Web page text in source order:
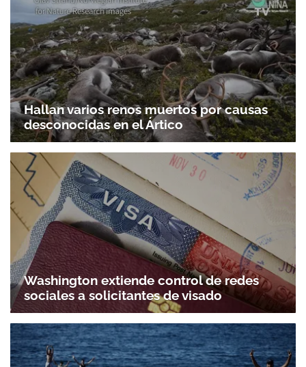
Hallan varios renos muertos por causas
desconocidas en el Ártico
Washington extiende control de redes
sociales a solicitantes de visado